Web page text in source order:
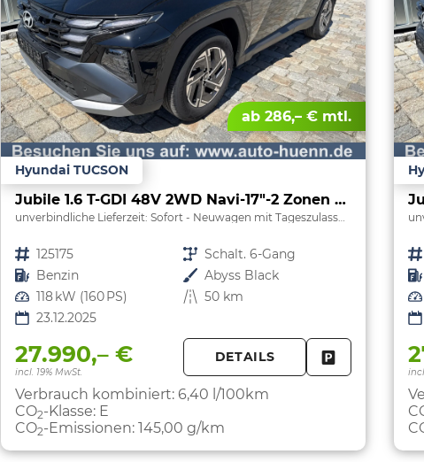
ab 286,– € mtl.
Hyundai TUCSON
Jubile 1.6 T-GDI 48V 2WD Navi-17"-2 Zonen Klimaautomatik-LED-Kamera-Sofort
unverbindliche Lieferzeit: Sofort Neuwagen mit Tageszulassung
Fahrzeugnr. 125175 Getriebe Schalt. 6-Gang
Kraftstoff Benzin Außenfarbe Abyss Black
Leistung 118 kW (160 PS) Kilometerstand 50 km
23.12.2025
27.990,– €
incl. 19% MwSt.
DETAILS FAHRZEUG
Verbrauch kombiniert: 6,40 l/100km
CO2-Klasse: E
CO2-Emissionen: 145,00 g/km
Fahrzeugnr.
Kraftstoff
Leistung